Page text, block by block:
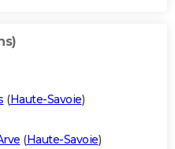
(Haute-Savoie)
(Haute-Savoie)